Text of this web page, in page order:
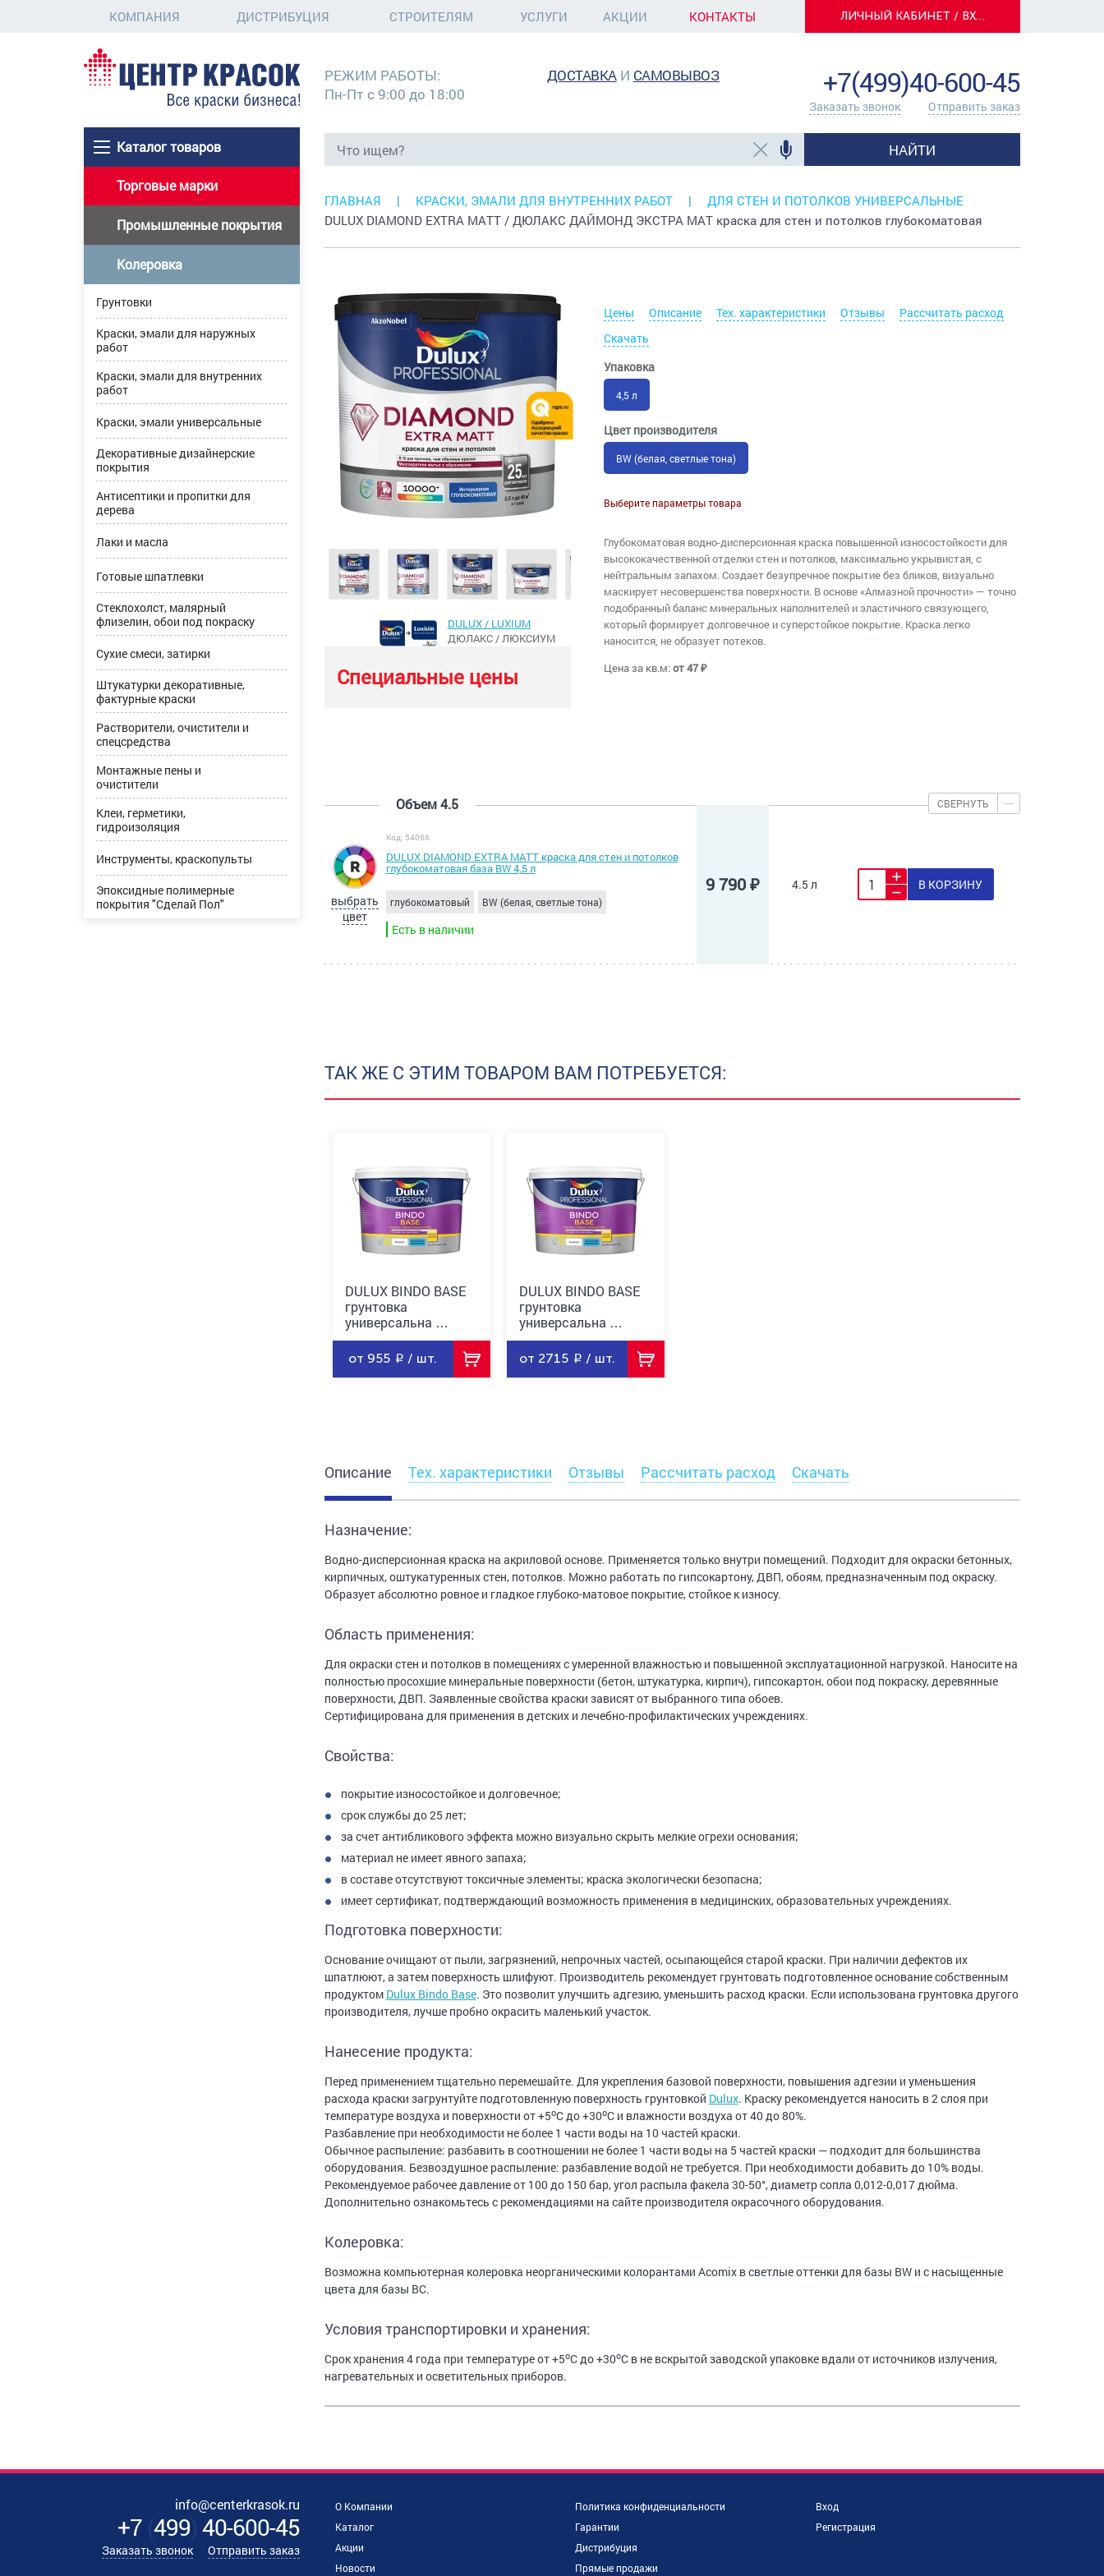
КОМПАНИЯ ДИСТРИБУЦИЯ СТРОИТЕЛЯМ УСЛУГИ АКЦИИ КОНТАКТЫ ЛИЧНЫЙ КАБИНЕТ / ВХОД
Каталог товаров
РЕЖИМ РАБОТЫ:
Пн-Пт с 9:00 до 18:00
ДОСТАВКАИ САМОВЫВОЗ +7(499)40-600-45
Заказать звонок Отправить заказ
НАЙТИ
Торговые марки
Промышленные покрытия
Колеровка
Грунтовки
Краски, эмали для наружных
работ
Краски, эмали для внутренних
работ
Краски, эмали универсальные
Декоративные дизайнерские
покрытия
Антисептики и пропитки для
дерева
Лаки и масла
Готовые шпатлевки
Стеклохолст, малярный
флизелин, обои под покраску
Сухие смеси, затирки
Штукатурки декоративные,
фактурные краски
Растворители, очистители и
спецсредства
Монтажные пены и
очистители
Клеи, герметики,
гидроизоляция
Инструменты, краскопульты
Эпоксидные полимерные
покрытия "Сделай Пол"
ГЛАВНАЯ КРАСКИ, ЭМАЛИ ДЛЯ ВНУТРЕННИХ РАБОТ
ДЛЯ СТЕН И ПОТОЛКОВ УНИВЕРСАЛЬНЫЕ
DULUX DIAMOND EXTRA MATT / ДЮЛАКС ДАЙМОНД ЭКСТРА МАТ краска для стен и потолков глубокоматовая
DULUX / LUXIUM
ДЮЛАКС / ЛЮКСИУМ
Специальные цены
Цены Описание Тех. характеристики Отзывы
Рассчитать расход
Скачать
Упаковка
4,5 л
Цвет производителя
BW (белая, светлые тона)
Выберите параметры товара
Глубокоматовая водно-дисперсионная краска повышенной износостойкости для
высококачественной отделки стен и потолков, максимально укрывистая, с
нейтральным запахом. Создает безупречное покрытие без бликов, визуально
маскирует несовершенства поверхности. В основе «Алмазной прочности» — точно
подобранный баланс минеральных наполнителей и эластичного связующего,
который формирует долговечное и суперстойкое покрытие. Краска легко
наносится, не образует потеков.
Цена за кв.м:от 47 ₽
Объем 4.5 СВЕРНУТЬ
выбрать
цвет
Код: 54066
DULUX DIAMOND EXTRA MATT краска для стен и потолков
глубокоматовая база BW 4,5 л
глубокоматовый BW (белая, светлые тона)
Есть в наличии
9 790 ₽ 4.5 л В КОРЗИНУ
ТАК ЖЕ С ЭТИМ ТОВАРОМ ВАМ ПОТРЕБУЕТСЯ:
DULUX BINDO BASE
грунтовка
универсальна …
от 955 / шт.
DULUX BINDO BASE
грунтовка
универсальна …
от 2715 / шт.
Описание Тех. характеристики Отзывы Рассчитать расход Скачать
Назначение:
Водно-дисперсионная краска на акриловой основе. Применяется только внутри помещений. Подходит для окраски бетонных,
кирпичных, оштукатуренных стен, потолков. Можно работать по гипсокартону, ДВП, обоям, предназначенным под окраску.
Образует абсолютно ровное и гладкое глубоко-матовое покрытие, стойкое к износу.
Область применения:
Для окраски стен и потолков в помещениях с умеренной влажностью и повышенной эксплуатационной нагрузкой. Наносите на
полностью просохшие минеральные поверхности (бетон, штукатурка, кирпич), гипсокартон, обои под покраску, деревянные
поверхности, ДВП. Заявленные свойства краски зависят от выбранного типа обоев.
Сертифицирована для применения в детских и лечебно-профилактических учреждениях.
Свойства:
покрытие износостойкое и долговечное;
срок службы до 25 лет;
за счет антибликового эффекта можно визуально скрыть мелкие огрехи основания;
материал не имеет явного запаха;
в составе отсутствуют токсичные элементы; краска экологически безопасна;
имеет сертификат, подтверждающий возможность применения в медицинских, образовательных учреждениях.
Подготовка поверхности:
Основание очищают от пыли, загрязнений, непрочных частей, осыпающейся старой краски. При наличии дефектов их
шпатлюют, а затем поверхность шлифуют. Производитель рекомендует грунтовать подготовленное основание собственным
продуктом Dulux Bindo Base. Это позволит улучшить адгезию, уменьшить расход краски. Если использована грунтовка другого
производителя, лучше пробно окрасить маленький участок.
Нанесение продукта:
Перед применением тщательно перемешайте. Для укрепления базовой поверхности, повышения адгезии и уменьшения
расхода краски загрунтуйте подготовленную поверхность грунтовкой Dulux. Краску рекомендуется наносить в 2 слоя при
температуре воздуха и поверхности от +5oC до +30oС и влажности воздуха от 40 до 80%.
Разбавление при необходимости не более 1 части воды на 10 частей краски.
Обычное распыление: разбавить в соотношении не более 1 части воды на 5 частей краски — подходит для большинства
оборудования. Безвоздушное распыление: разбавление водой не требуется. При необходимости добавить до 10% воды.
Рекомендуемое рабочее давление от 100 до 150 бар, угол распыла факела 30-50°, диаметр сопла 0,012-0,017 дюйма.
Дополнительно ознакомьтесь с рекомендациями на сайте производителя окрасочного оборудования.
Колеровка:
Возможна компьютерная колеровка неорганическими колорантами Acomix в светлые оттенки для базы BW и с насыщенные
цвета для базы BC.
Условия транспортировки и хранения:
Срок хранения 4 года при температуре от +5oC до +30oС в не вскрытой заводской упаковке вдали от источников излучения,
нагревательных и осветительных приборов.
info@centerkrasok.ru
+7( 499 40-600-45
Заказать звонок Отправить заказ
О Компании
Каталог
Акции
Новости
Политика конфиденциальности
Гарантии
Дистрибуция
Прямые продажи
Вход
Регистрация